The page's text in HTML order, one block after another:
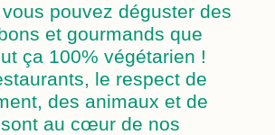
pouvez déguster des
et gourmands que
ça 100% végétarien !
le respect de
des animaux et de
au cœur de nos